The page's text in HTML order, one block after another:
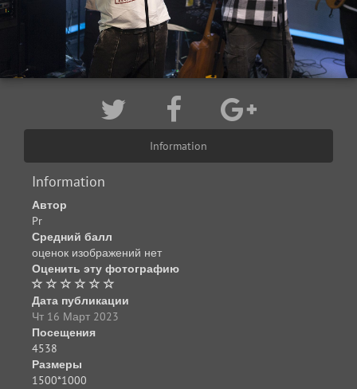
Information
Information
Автор
Pr
Средний балл
оценок изображений нет
Оценить эту фотографию
Дата публикации
Чт 16 Март 2023
Посещения
4538
Размеры
1500*1000